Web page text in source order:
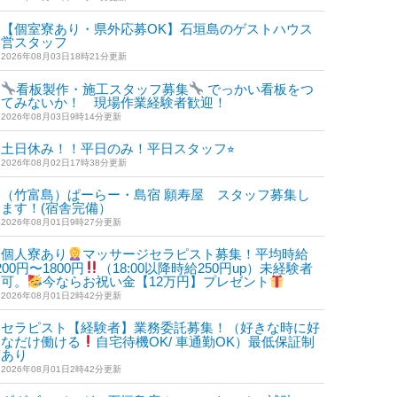
【個室寮あり・県外応募OK】石垣島のゲストハウス
スタッフ
2026年08月03日18時21分更新
看板製作・施工スタッフ募集
でっかい看板をつ
みないか！ 現場作業経験者歓迎！
2026年08月03日9時14分更新
土日休み！！平日のみ！平日スタッフ⭐︎
2026年08月02日17時38分更新
（竹富島）ぱーらー・島宿 願寿屋 スタッフ募集し
す！(宿舎完備）
2026年08月01日9時27分更新
個人寮あり
マッサージセラピスト募集！平均時給
円〜1800円
（18:00以降時給250円up）未経験者
。
今ならお祝い金【12万円】プレゼント
2026年08月01日2時42分更新
セラピスト【経験者】業務委託募集！（好きな時に好
だけ働ける
自宅待機OK/ 車通勤OK）最低保証制
り
2026年08月01日2時42分更新